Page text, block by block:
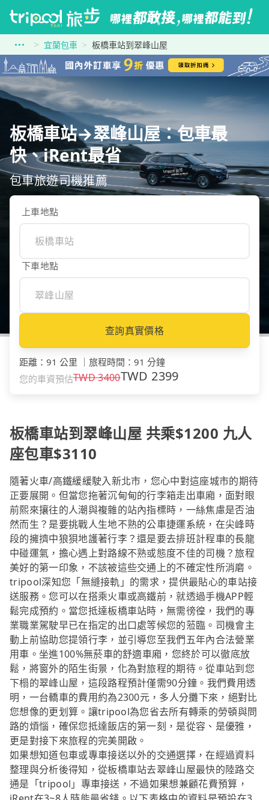
宜蘭包車 板橋車站到翠峰山屋
板橋車站→翠峰山屋：包車最
快、iRent最省
包車旅遊司機推薦
上車地點
下車地點
查詢真實價格
距離 ： 91 公里 旅程時間 ： 91 分鐘
您的車資預估TWD3400TWD 2399
板橋車站到翠峰山屋 共乘$1200 九人
座包車$3110
隨著火車/高鐵緩緩駛入新北市，您心中對這座城市的期待
正要展開。但當您拖著沉甸甸的行李箱走出車廂，面對眼
前熙來攘往的人潮與複雜的站內指標時，一絲焦慮是否油
然而生？是要挑戰人生地不熟的公車捷運系統，在尖峰時
段的擁擠中狼狽地護著行李？還是要去排班計程車的長龍
中碰運氣，擔心遇上對路線不熟或態度不佳的司機？旅程
美好的第一印象，不該被這些交通上的不確定性所消磨。
tripool深知您「無縫接軌」的需求，提供最貼心的車站接
送服務。您可以在搭乘火車或高鐵前，就透過手機APP輕
鬆完成預約。當您抵達板橋車站時，無需徬徨，我們的專
業職業駕駛早已在指定的出口處等候您的蒞臨。司機會主
動上前協助您提領行李，並引導您至我們五年內合法營業
用車。坐進100%無菸車的舒適車廂，您終於可以徹底放
鬆，將窗外的陌生街景，化為對旅程的期待。從車站到您
下榻的翠峰山屋，這段路程預計僅需90分鐘。我們費用透
明，一台轎車的費用約為2300元，多人分攤下來，絕對比
您想像的更划算。讓tripool為您省去所有轉乘的勞頓與問
路的煩惱，確保您抵達飯店的第一刻，是從容、是優雅，
更是對接下來旅程的完美開啟。
如果想知道包車或專車接送以外的交通選擇，在經過資料
整理與分析後得知，從板橋車站去翠峰山屋最快的陸路交
通是「tripool」專車接送，不過如果想兼顧花費預算，